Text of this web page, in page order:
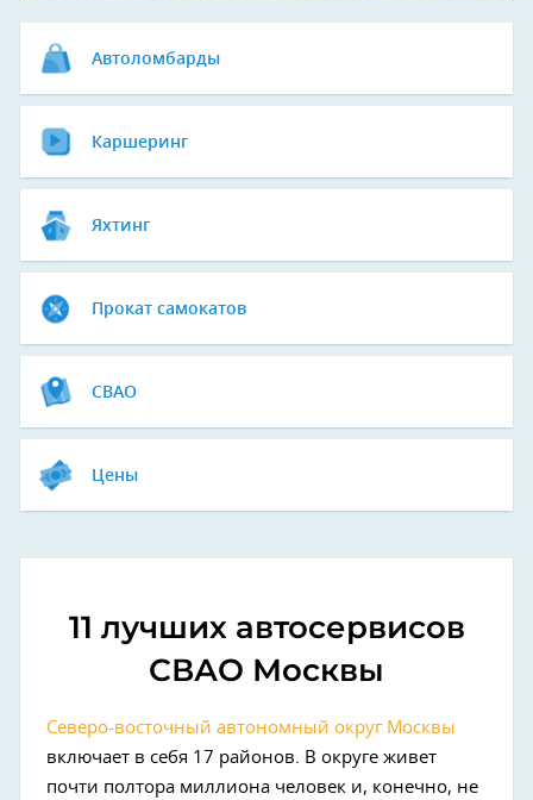
Автоломбарды
Каршеринг
Яхтинг
Прокат самокатов
СВАО
Цены
11 лучших автосервисов
СВАО Москвы
Северо-восточный автономный округ Москвы
включает в себя 17 районов. В округе живет
почти полтора миллиона человек и, конечно, не